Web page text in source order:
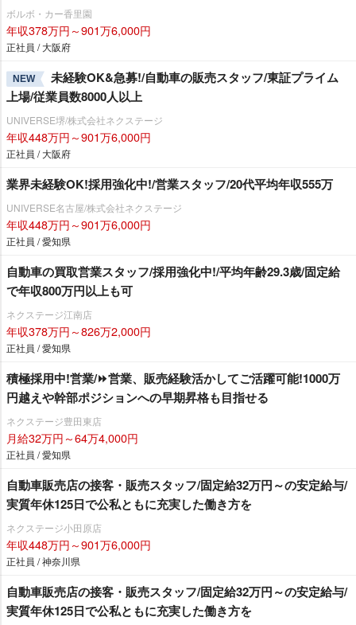
ボルボ・カー香里園
年収378万円～901万6,000円
正社員 / 大阪府
NEW
未経験OK&急募!/自動車の販売スタッフ/東証プライム
上場/従業員数8000人以上
UNIVERSE堺/株式会社ネクステージ
年収448万円～901万6,000円
正社員 / 大阪府
業界未経験OK!採用強化中!/営業スタッフ/20代平均年収555万
UNIVERSE名古屋/株式会社ネクステージ
年収448万円～901万6,000円
正社員 / 愛知県
自動車の買取営業スタッフ/採用強化中!/平均年齢29.3歳/固定給
で年収800万円以上も可
ネクステージ江南店
年収378万円～826万2,000円
正社員 / 愛知県
積極採用中!営業/⏩️営業、販売経験活かしてご活躍可能!1000万
円越えや幹部ポジションへの早期昇格も目指せる
ネクステージ豊田東店
月給32万円～64万4,000円
正社員 / 愛知県
自動車販売店の接客・販売スタッフ/固定給32万円～の安定給与/
実質年休125日で公私ともに充実した働き方を
ネクステージ小田原店
年収448万円～901万6,000円
正社員 / 神奈川県
自動車販売店の接客・販売スタッフ/固定給32万円～の安定給与/
実質年休125日で公私ともに充実した働き方を